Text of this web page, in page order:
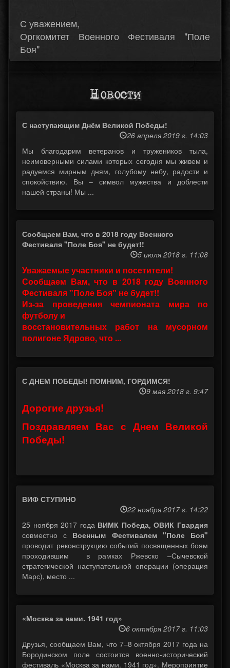
С уважением,
Оргкомитет Военного Фестиваля "Поле
Боя"
Новости
С наступающим Днём Великой Победы!
26 апреля 2019 г. 14:03
Мы благодарим ветеранов и тружеников тыла,
неимоверными силами которых сегодня мы живем и
радуемся мирным дням, голубому небу, радости и
спокойствию. Вы – символ мужества и доблести
нашей страны! Мы ...
Сообщаем Вам, что в 2018 году Военного
Фестиваля "Поле Боя" не будет!!
5 июля 2018 г. 11:08
Уважаемые участники и посетители!
Сообщаем Вам, что в 2018 году Военного
Фестиваля "Поле Боя" не будет!!
Из-за проведения чемпионата мира по
футболу и
восстановительных работ на мусорном
полигоне Ядрово, что ...
С ДНЕМ ПОБЕДЫ! ПОМНИМ, ГОРДИМСЯ!
9 мая 2018 г. 9:47
Дорогие друзья!
Поздравляем Вас с Днем Великой
Победы!
ВИФ СТУПИНО
22 ноября 2017 г. 14:22
25 ноября 2017 года ВИМК Победа, ОВИК Гвардия
совместно с Военным Фестивалем "Поле Боя"
проводит реконструкцию событий посвященных боям
проходившим в рамках Ржевско –Сычевской
стратегической наступательной операции (операция
Марс), место ...
«Москва за нами. 1941 год»
6 октября 2017 г. 11:03
Друзья, сообщаем Вам, что 7–8 октября 2017 года на
Бородинском поле состоится военно-исторический
фестиваль «Москва за нами. 1941 год». Мероприятие